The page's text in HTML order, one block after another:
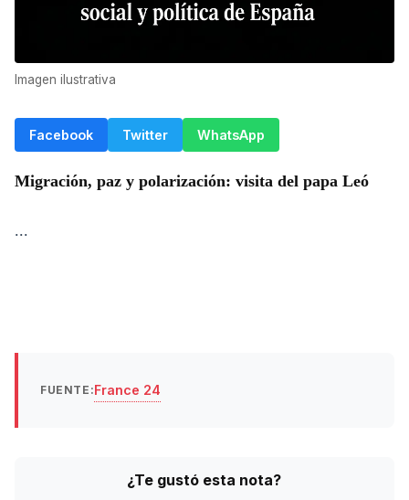
Imagen ilustrativa
Facebook Twitter WhatsApp
Migración, paz y polarización: visita del papa Leó
...
FUENTE:France 24
¿Te gustó esta nota?